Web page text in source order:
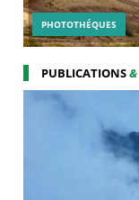
PHOTOTHÉQUES
PUBLICATIONS